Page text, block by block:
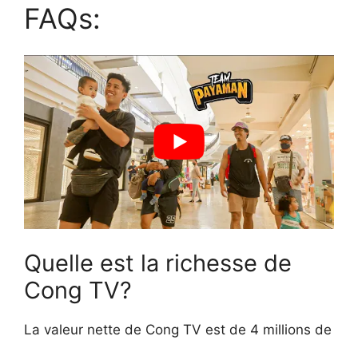
FAQs:
Quelle est la richesse de
Cong TV?
La valeur nette de Cong TV est de 4 millions de